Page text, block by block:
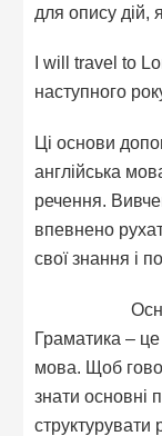
для опису дій,
I will travel to
наступного
Ці основи
англійська
речення.
впевнено
свої знання і
Граматика – це
мова. Щоб
знати основні
структурувати